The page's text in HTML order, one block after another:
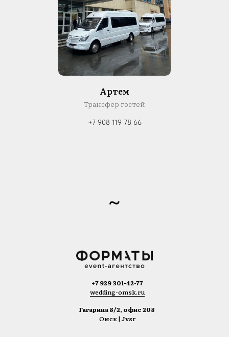
Артем
Трансфер гостей
+7 908 119 78 66
~
+7 929 301-42-77
wedding-omsk.ru
Гагарина 8/2, офис 208
Омск | Jvsr